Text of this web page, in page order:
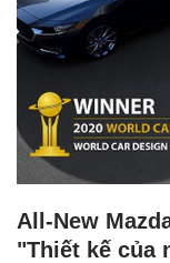
All-New
"Thiết kế của